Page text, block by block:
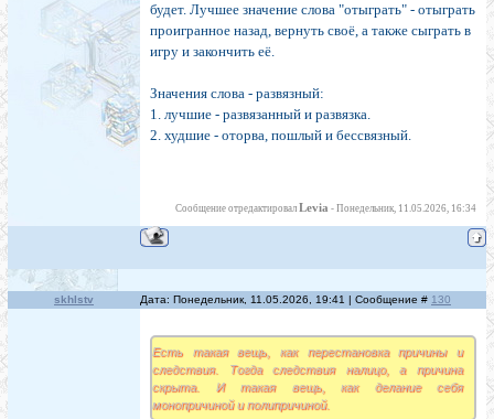
будет. Лучшее значение слова "отыграть" - отыграть
проигранное назад, вернуть своё, а также сыграть в
игру и закончить её.
Значения слова - развязный:
1. лучшие - развязанный и развязка.
2. худшие - оторва, пошлый и бессвязный.
Сообщение отредактировал Levia - Понедельник, 11.05.2026, 16:34
skhlstv Дата: Понедельник, 11.05.2026, 19:41 | Сообщение # 130
Есть такая вещь, как перестановка причины и
следствия. Тогда следствия налицо, а причина
скрыта. И такая вещь, как делание себя
монопричиной и полипричиной.